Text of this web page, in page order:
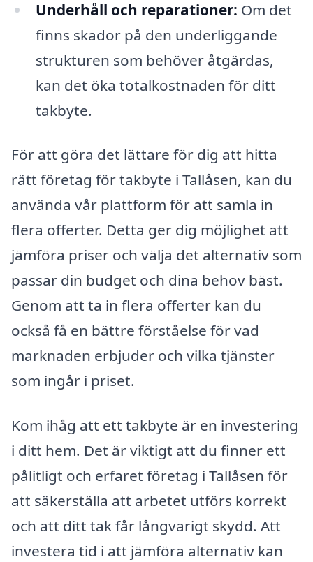
Underhåll och reparationer: Om det
finns skador på den underliggande
strukturen som behöver åtgärdas,
kan det öka totalkostnaden för ditt
takbyte.
För att göra det lättare för dig att hitta
rätt företag för takbyte i Tallåsen, kan du
använda vår plattform för att samla in
flera offerter. Detta ger dig möjlighet att
jämföra priser och välja det alternativ som
passar din budget och dina behov bäst.
Genom att ta in flera offerter kan du
också få en bättre förståelse för vad
marknaden erbjuder och vilka tjänster
som ingår i priset.
Kom ihåg att ett takbyte är en investering
i ditt hem. Det är viktigt att du finner ett
pålitligt och erfaret företag i Tallåsen för
att säkerställa att arbetet utförs korrekt
och att ditt tak får långvarigt skydd. Att
investera tid i att jämföra alternativ kan